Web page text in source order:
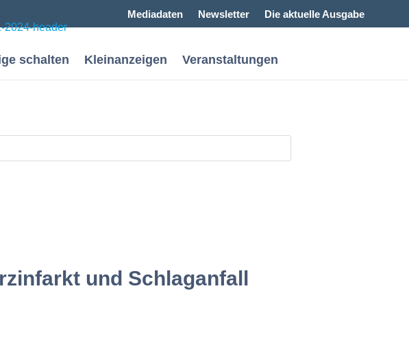
Mediadaten Newsletter Die aktuelle Ausgabe
schalten Kleinanzeigen Veranstaltungen
und Schlaganfall